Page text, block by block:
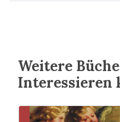
Weitere
Interessieren